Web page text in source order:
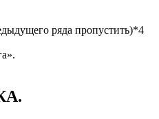
ряда пропустить)*4